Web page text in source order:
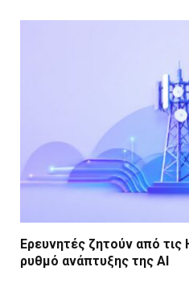
Ερευνητές ζητούν από
ρυθμό ανάπτυξης της AI